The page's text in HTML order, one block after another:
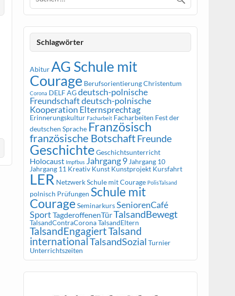
Schlagwörter
AbiturAG Schule mit
Courage BerufsorientierungChristentum
Corona DELF AGdeutsch-polnische
Freundschaftdeutsch-polnische
Kooperation Elternsprechtag
Erinnerungskultur Facharbeit Facharbeiten Fest der
deutschen Sprache Französisch
französische BotschaftFreunde
Geschichte Geschichtsunterricht
Holocaust Impfbus Jahrgang 9 Jahrgang 10
Jahrgang 11 Kreativ Kunst Kunstprojekt Kursfahrt
LER Netzwerk Schule mit Courage PolisTalsand
polnisch Prüfungen Schule mit
Courage SeminarkursSeniorenCafé
Sport TagderoffenenTürTalsandBewegt
TalsandContraCoronaTalsandEltern
TalsandEngagiertTalsand
internationalTalsandSozial Turnier
Unterrichtszeiten